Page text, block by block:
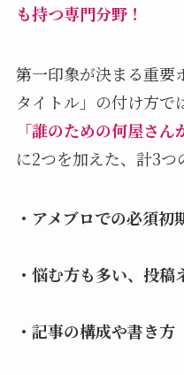
も持つ専門分野！
第一印象が決まる重要
タイトル」の付け方で
「誰のための何屋さん
に2つを加えた、計3つ
・アメブロでの必須初
・悩む方も多い、投稿
・記事の構成や書き方